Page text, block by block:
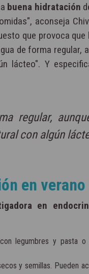
buena hidratación
aconseja
que provoca que
de forma regular,
lácteo". Y
regular,
con algún
en verano
en
legumbres y pasta
y semillas. Pueden